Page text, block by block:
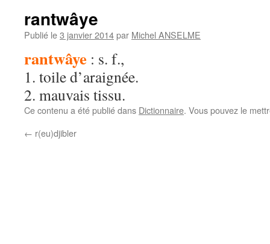
rantwâye
Publié le3 janvier 2014par Michel ANSELME
rantwâye : s. f.,
1. toile d’araignée.
2. mauvais tissu.
Ce contenu a été publié dans Dictionnaire. Vous pouvez le
← r(eu)djibler